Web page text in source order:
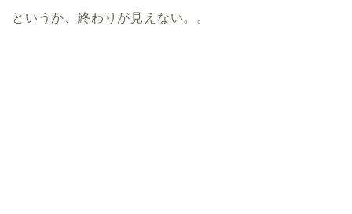
というか、終わりが見えない。。